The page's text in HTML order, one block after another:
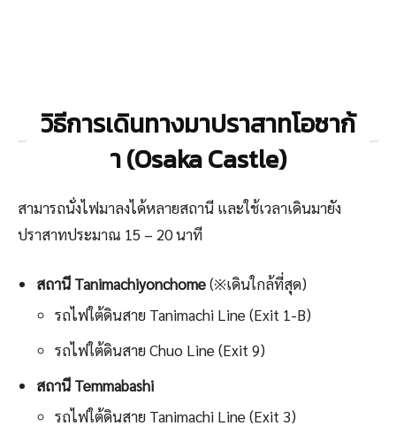
วิธีการเดินทางมาปราสาทโอซาก้
า (Osaka Castle)
สามารถนั่งไฟมาลงได้หลายสถานี และใช้เวลาเดินมายัง
ปราสาทประมาณ 15 – 20 นาที
สถานี Tanimachiyonchome(※เดินใกล้ที่สุด)
รถไฟใต้ดินสาย Tanimachi Line (Exit 1-B)
รถไฟใต้ดินสาย Chuo Line (Exit 9)
สถานี Temmabashi
รถไฟใต้ดินสาย Tanimachi Line (Exit 3)